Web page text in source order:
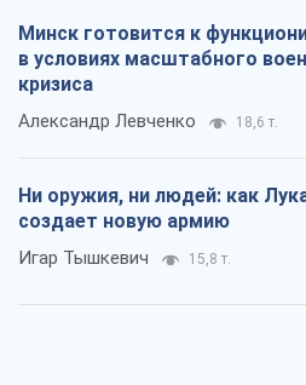
Минск готовится к
в условиях масштабного
кризиса
Александр Левченко 18,6 т.
Ни оружия, ни людей: как
создает новую армию
Игар Тышкевич 15,8 т.